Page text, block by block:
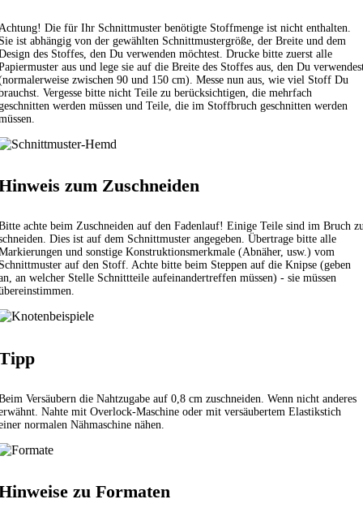
Die für Ihr Schnittmuster benötigte Stoffmenge ist nicht enthalten.
ist abhängig von der gewählten Schnittmustergröße, der Breite und dem
des Stoffes, den Du verwenden möchtest. Drucke bitte zuerst alle
aus und lege sie auf die Breite des Stoffes aus, den Du
zwischen 90 und 150 cm). Messe nun aus, wie viel Stoff Du
Vergesse bitte nicht Teile zu berücksichtigen, die mehrfach
werden müssen und Teile, die im Stoffbruch geschnitten werden
zum Zuschneiden
achte beim Zuschneiden auf den Fadenlauf! Einige Teile sind im Bruch
Dies ist auf dem Schnittmuster angegeben. Übertrage bitte alle
und sonstige Konstruktionsmerkmale (Abnäher, usw.) vom
auf den Stoff. Achte bitte beim Steppen auf die Knipse (geben
an welcher Stelle Schnittteile aufeinandertreffen müssen) - sie müssen
Versäubern die Nahtzugabe auf 0,8 cm zuschneiden. Wenn nicht anderes
Nahte mit Overlock-Maschine oder mit versäubertem Elastikstich
normalen Nähmaschine nähen.
zu Formaten